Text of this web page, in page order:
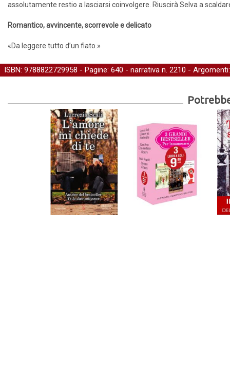
assolutamente restio a lasciarsi coinvolgere. Riuscirà Selva a
Romantico, avvincente, scorrevole e delicato
«Da leggere tutto d’un fiato.»
ISBN: 9788822729958 - Pagine: 640 - narrativa n. 2210 -